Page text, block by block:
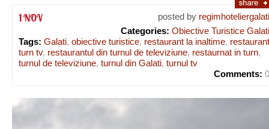
1 NOV posted by regimhoteliergalati
Categories: Obiective Turistice Galati
Tags: Galati, obiective turistice, restaurant la inaltime, restaurant
turn tv, restaurantul din turnul de televiziune, restaurnat in turn,
turnul de televiziune, turnul din Galati, turnul tv
Comments: 0